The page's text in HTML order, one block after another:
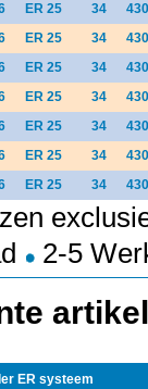
ER 25 34
ER 25 34
ER 25 34
ER 25 34
ER 25 34
ER 25 34
ER 25 34
2-5
ER systeem